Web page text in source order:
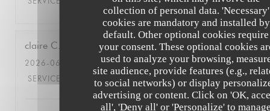
collection of personal data. 'Necessary'
cookies are mandatory and installed by
default. Other optional cookies require
your consent. These optional cookies
used to analyze your browsing,
site audience, provide features (e.g.,
to social networks) or display
advertising or content. Click on 'OK,
all', 'Deny all' or 'Personalize' to
claire C
2026-06-17
- 12:15 - GUESTS 3
SERVICE
AMBIANCE : FOOD: VALUE /5